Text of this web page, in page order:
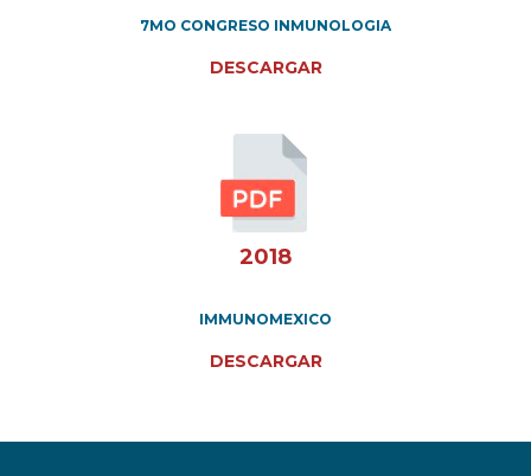
7MO CONGRESO INMUNOLOGIA
DESCARGAR
2018
IMMUNOMEXICO
DESCARGAR